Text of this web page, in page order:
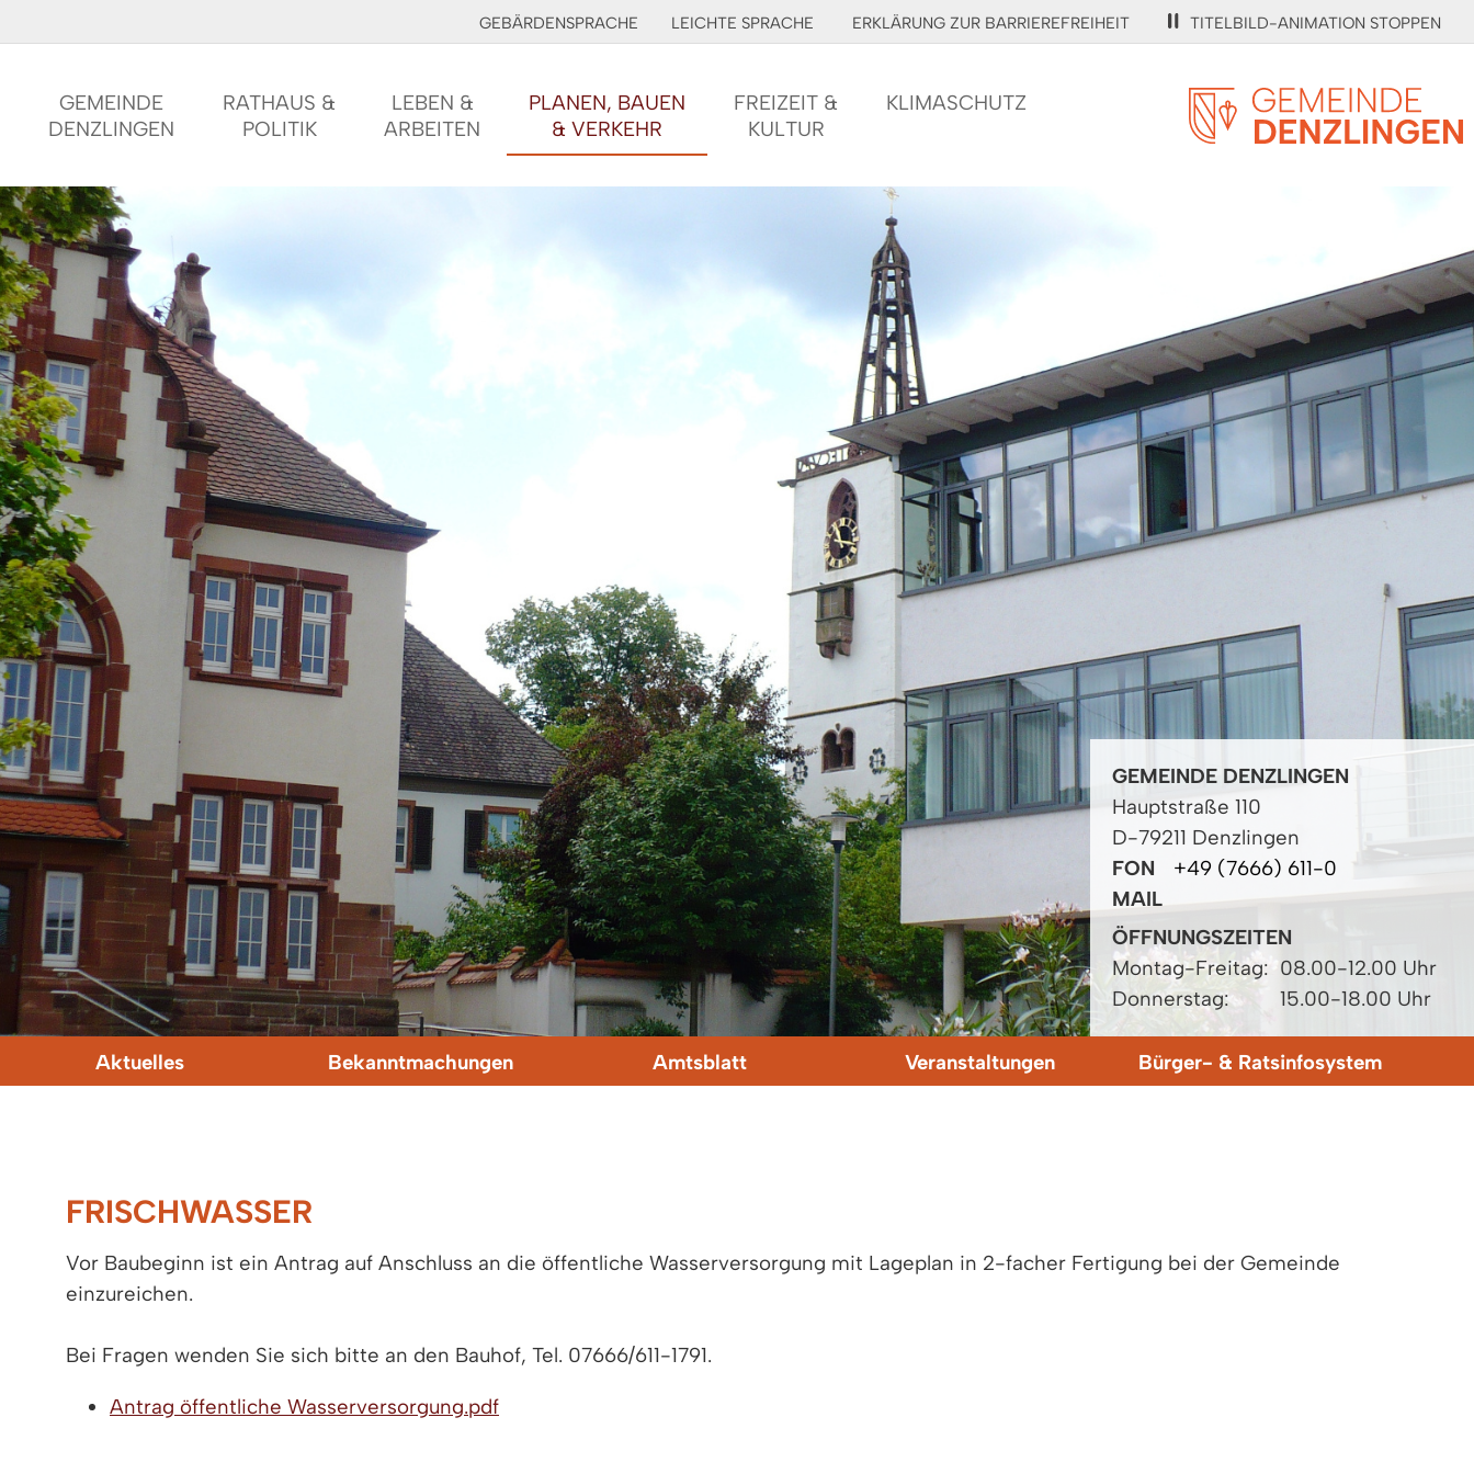
GEBÄRDENSPRACHE LEICHTE SPRACHE ERKLÄRUNG ZUR BARRIEREFREIHEIT TITELBILD-ANIMATION STOPPEN
GEMEINDE
DENZLINGEN
RATHAUS &
POLITIK
LEBEN &
ARBEITEN
PLANEN, BAUEN
& VERKEHR
FREIZEIT &
KULTUR
KLIMASCHUTZ
GEMEINDE DENZLINGEN
Hauptstraße 110
D-79211 Denzlingen
FON
+49 (7666) 611-0
MAIL
ÖFFNUNGSZEITEN
Montag-Freitag: 08.00-12.00 Uhr
Donnerstag:
15.00-18.00 Uhr
Aktuelles Bekanntmachungen Amtsblatt Veranstaltungen Bürger- & Ratsinfosystem
FRISCHWASSER
Vor Baubeginn ist ein Antrag auf Anschluss an die öffentliche Wasserversorgung mit Lageplan in 2-facher Fertigung bei der Gemeinde
einzureichen.
Bei Fragen wenden Sie sich bitte an den Bauhof, Tel. 07666/611-1791.
Antrag öffentliche Wasserversorgung.pdf